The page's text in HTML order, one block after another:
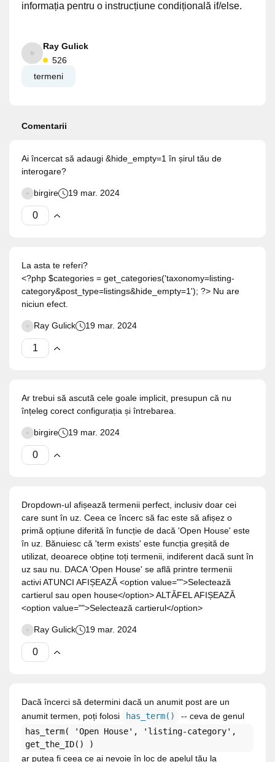
informația pentru o instrucțiune condițională if/else.
Ray Gulick
526
termeni
Comentarii
Ai încercat să adaugi &hide_empty=1 în șirul tău de
interogare?
birgire 19 mar. 2024
La asta te referi?
<?php $categories = get_categories('taxonomy=listing-
category&post_type=listings&hide_empty=1'); ?> Nu are
niciun efect.
Ray Gulick 19 mar. 2024
Ar trebui să ascută cele goale implicit, presupun că nu
înțeleg corect configurația și întrebarea.
birgire 19 mar. 2024
Dropdown-ul afișează termenii perfect, inclusiv doar cei
care sunt în uz. Ceea ce încerc să fac este să afișez o
primă opțiune diferită în funcție de dacă 'Open House' este
în uz. Bănuiesc că 'term exists' este funcția greșită de
utilizat, deoarece obține toți termenii, indiferent dacă sunt în
uz sau nu. DACA 'Open House' se află printre termenii
activi ATUNCI AFIȘEAZĂ <option value="">Selectează
cartierul sau open house</option> ALTĂFEL AFIȘEAZĂ
<option value="">Selectează cartierul</option>
Ray Gulick 19 mar. 2024
Dacă încerci să determini dacă un anumit post are un
anumit termen, poți folosi
has_term()
-- ceva de genul
has_term( 'Open House', 'listing-category',
get_the_ID() )
ar putea fi ceea ce ai nevoie în loc de apelul tău la